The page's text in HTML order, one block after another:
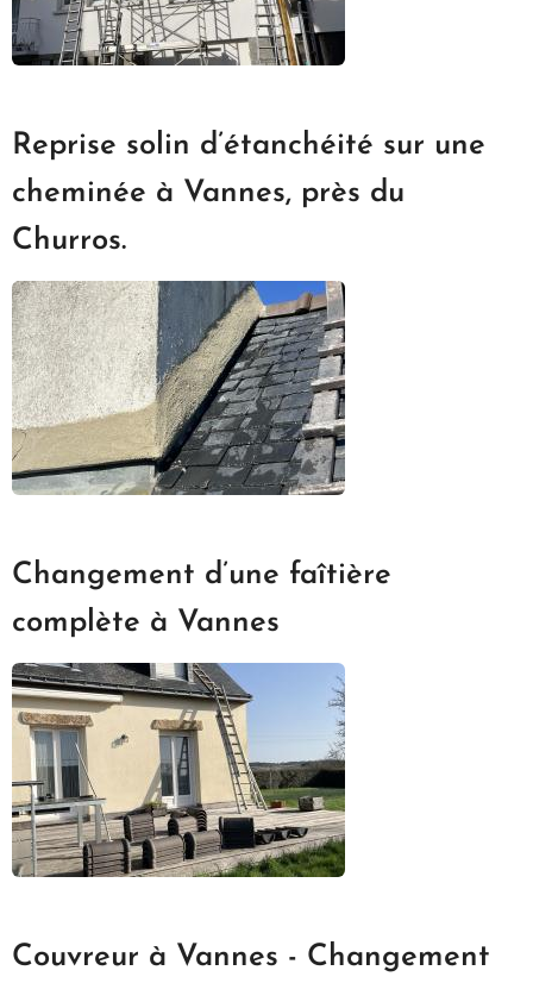
Reprise solin d’étanchéité sur une
cheminée à Vannes, près du
Churros.
Changement d’une faîtière
complète à Vannes
Couvreur à Vannes - Changement